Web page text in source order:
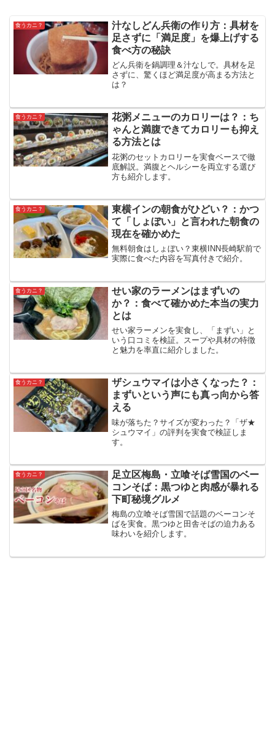
食うカニ？
汁なしどん兵衛の作り方：具材を
足さずに「満足度」を爆上げする
食べ方の秘訣
どん兵衛を鍋調理＆汁なしで。具材を足
さずに、驚くほど満足度が高まる方法と
は？
食うカニ？
花粥メニューのカロリーは？：ち
ゃんと満腹できてカロリーも抑え
る方法とは
花粥のセットカロリーを実食ベースで徹
底解説。満腹とヘルシーを両立する選び
方も紹介します。
食うカニ？
東横インの朝食がひどい？：かつ
て「しょぼい」と言われた朝食の
現在を確かめた
無料朝食はしょぼい？東横INN長崎駅前で
実際に食べた内容を写真付きで紹介。
食うカニ？
せい家のラーメンはまずいの
か？：食べて確かめた本当の実力
とは
せい家ラーメンを実食し、「まずい」と
いう口コミを検証。スープや具材の特徴
と魅力を率直に紹介しました。
食うカニ？
ザシュウマイは小さくなった？：
まずいという声にも真っ向から答
える
味が落ちた？サイズが変わった？「ザ★
シュウマイ」の評判を実食で検証しま
す。
食うカニ？
足立区梅島・立喰そば雪国のベー
コンそば：黒つゆと肉感が暴れる
下町秘境グルメ
梅島の立喰そば雪国で話題のベーコンそ
ばを実食。黒つゆと田舎そばの迫力ある
味わいを紹介します。